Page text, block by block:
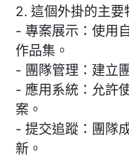
2. 這個外掛的主要
- 專案展示：使用
作品集。
- 團隊管理：建立
- 應用系統：允許
案。
- 提交追蹤：團隊
新。